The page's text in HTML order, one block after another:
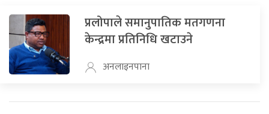
प्रलोपाले समानुपातिक मतगणना
केन्द्रमा प्रतिनिधि खटाउने
अनलाइनपाना